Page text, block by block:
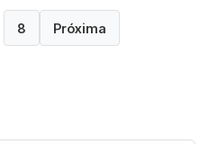
Navegação
8 Próxima